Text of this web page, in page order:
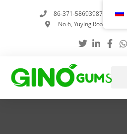
содержимому
86-371-58693987
No.6, Yuying Road,